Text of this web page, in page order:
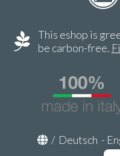
This eshop is
be carbon-free.
/ Deutsch -